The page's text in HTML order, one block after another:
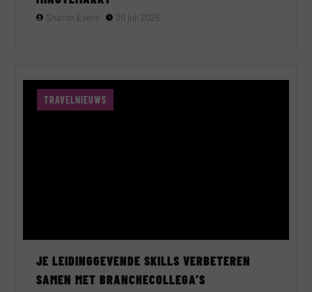
Sharon Evers 30 juli 2026
TRAVELNIEUWS
JE LEIDINGGEVENDE SKILLS VERBETEREN
SAMEN MET BRANCHECOLLEGA’S